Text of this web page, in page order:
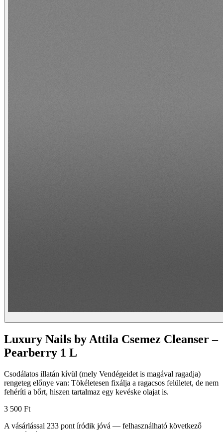
Luxury Nails by Attila Csemez Cleanser –
Pearberry 1 L
Csodálatos illatán kívül (mely Vendégeidet is magával ragadja)
rengeteg előnye van: Tökéletesen fixálja a ragacsos felületet, de nem
fehéríti a bőrt, hiszen tartalmaz egy kevéske olajat is.
3 500 Ft
A vásárlással 233 pont íródik jóvá — felhasználható következő